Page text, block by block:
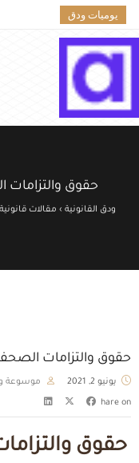
يوميات ودق
حقوق والتزامات
ودق القانونية › مقالات قانونية
حقوق والتزامات
يونيو 2, 2021 موسوعة
hare on
حقوق